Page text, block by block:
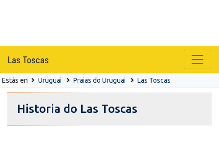
Las Toscas
Estás en Uruguai Praias do Uruguai Las Toscas
Historia do Las Toscas